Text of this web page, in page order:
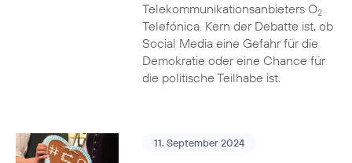
Telekommunikationsanbieters O2
Telefónica. Kern der Debatte ist, ob
Social Media eine Gefahr für die
Demokratie oder eine Chance für
die politische Teilhabe ist.
11. September 2024